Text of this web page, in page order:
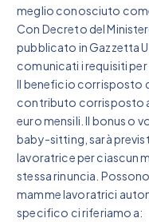
meglio conosciuto
Con Decreto del
pubblicato in Gazzetta
comunicati i requisiti
Il beneficio corrisposto
contributo corrisposto
euro mensili. Il bonus o
baby-sitting, sarà
lavoratrice per ciascun
stessa rinuncia.
mamme lavoratrici
specifico ci riferiamo a: